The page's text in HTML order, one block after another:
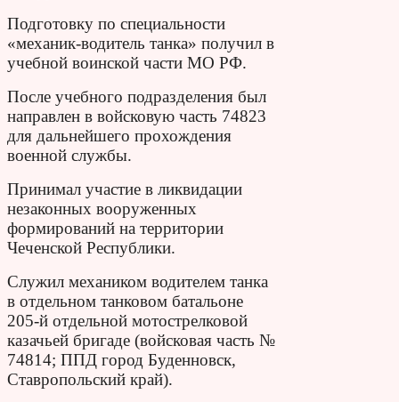
Подготовку по специальности
«механик-водитель танка» получил в
учебной воинской части МО РФ.
После учебного подразделения был
направлен в войсковую часть 74823
для дальнейшего прохождения
военной службы.
Принимал участие в ликвидации
незаконных вооруженных
формирований на территории
Чеченской Республики.
Служил механиком водителем танка
в отдельном танковом батальоне
205-й отдельной мотострелковой
казачьей бригаде (войсковая часть №
74814; ППД город Буденновск,
Ставропольский край).